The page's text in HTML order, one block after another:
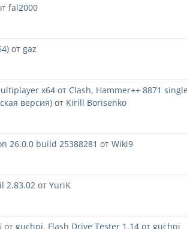
fal2000
от gaz
x64 от Clash, Hammer++ 8871
версия) от Kirill Borisenko
26.0.0 build 25388281 от Wiki9
2.83.02 от YuriK
от guchpi, Flash Drive Tester 1.14 от guchpi